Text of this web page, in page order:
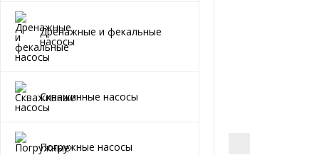
Дренажные и фекальные
насосы
Скважинные насосы
Погружные насосы